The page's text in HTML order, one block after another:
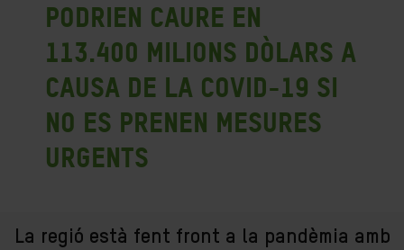
podrien caure en
113.400 milions dòlars a
causa de la COVID-19 si
no es prenen mesures
urgents
La regió està fent front a la pandèmia amb